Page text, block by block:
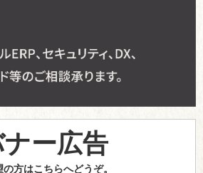
ー広告
の方はこちらへどうぞ。